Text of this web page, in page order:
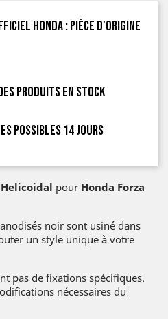
Honda : pièce d'origine
produits en stock
possibles 14 jours
pour Honda Forza
anodisés noir sont usiné dans
un style unique à votre
pas de fixations spécifiques.
nécessaires du